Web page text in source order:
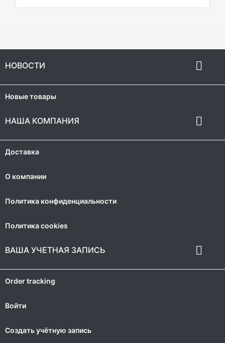
НОВОСТИ 
Новые товары
НАША КОМПАНИЯ 
Доставка
О компании
Политика конфиденциальности
Политика cookies
ВАША УЧЕТНАЯ ЗАПИСЬ 
Order tracking
Войти
Создать учётную запись